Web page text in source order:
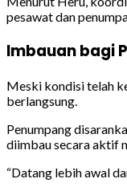
pesawat dan
Imbauan bagi
Meski kondisi telah
berlangsung.
Penumpang
diimbau secara aktif
“Datang lebih awal